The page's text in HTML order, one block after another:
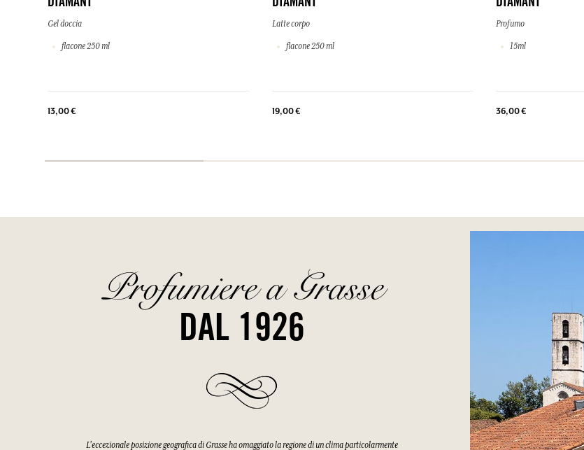
DIAMANT
Gel doccia
flacone 250 ml
13,00 €
DIAMANT
Latte corpo
flacone 250 ml
19,00 €
DIAMANT
Profumo
15ml
36,00 €
Profumiere a Grasse
DAL 1926
L'eccezionale posizione geografica di Grasse ha omaggiato la regione di un clima particolarmente